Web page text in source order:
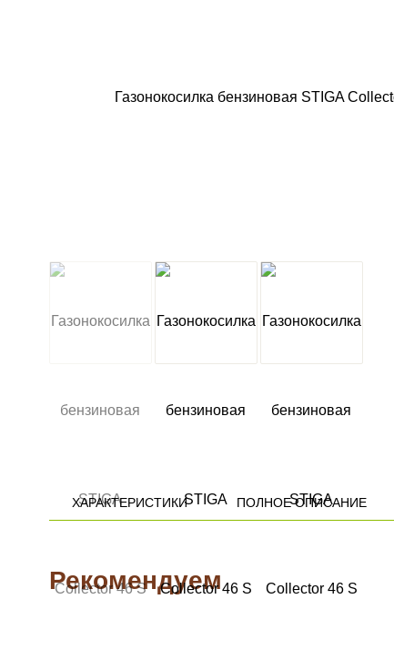
ХАРАКТЕРИСТИКИ ПОЛНОЕ ОПИСАНИЕ
Рекомендуем